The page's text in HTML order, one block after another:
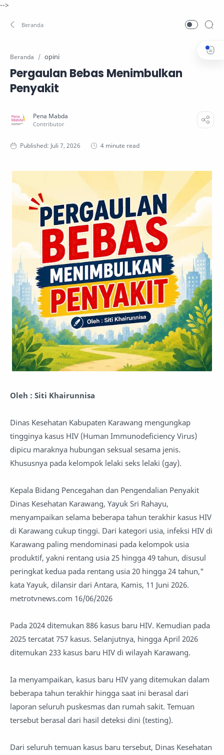
-->
Beranda opini
Pergaulan Bebas Menimbulkan
Penyakit
4 minute read
Oleh : Siti Khairunnisa
Dinas Kesehatan Kabupaten Karawang mengungkap
tingginya kasus HIV (Human Immunodeficiency Virus)
dipicu maraknya hubungan seksual sesama jenis.
Khususnya pada kelompok lelaki seks lelaki (gay).
Kepala Bidang Pencegahan dan Pengendalian Penyakit
Dinas Kesehatan Karawang, Yayuk Sri Rahayu,
menyampaikan selama beberapa tahun terakhir kasus HIV
di Karawang cukup tinggi. Dari kategori usia, infeksi HIV di
Karawang paling mendominasi pada kelompok usia
produktif, yakni rentang usia 25 hingga 49 tahun, disusul
peringkat kedua pada rentang usia 20 hingga 24 tahun,"
kata Yayuk, dilansir dari Antara, Kamis, 11 Juni 2026.
metrotvnews.com 16/06/2026
Pada 2024 ditemukan 886 kasus baru HIV. Kemudian pada
2025 tercatat 757 kasus. Selanjutnya, hingga April 2026
ditemukan 233 kasus baru HIV di wilayah Karawang.
Ia menyampaikan, kasus baru HIV yang ditemukan dalam
beberapa tahun terakhir hingga saat ini berasal dari
laporan seluruh puskesmas dan rumah sakit. Temuan
tersebut berasal dari hasil deteksi dini (testing).
Dari seluruh temuan kasus baru tersebut, Dinas Kesehatan